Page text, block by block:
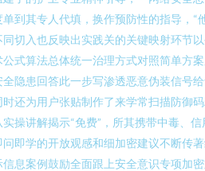
到其专人代填，换作预防性的指导，“
切入也反映出实践关的关键映射环节
式算法总体统一治理方式对照简单方
隐患回答此一步写渗透恶意伪装信号
还为用户张贴制作了来学常扫描防御
操讲解揭示“免费”，所其携带中毒、信
即学的开放观感和细加密建议不断传
息案例鼓励全面跟上安全意识专项加